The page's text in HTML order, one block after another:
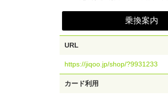
乗換案内
URL
https://jiqoo.jp/shop/?9931233
カード利用